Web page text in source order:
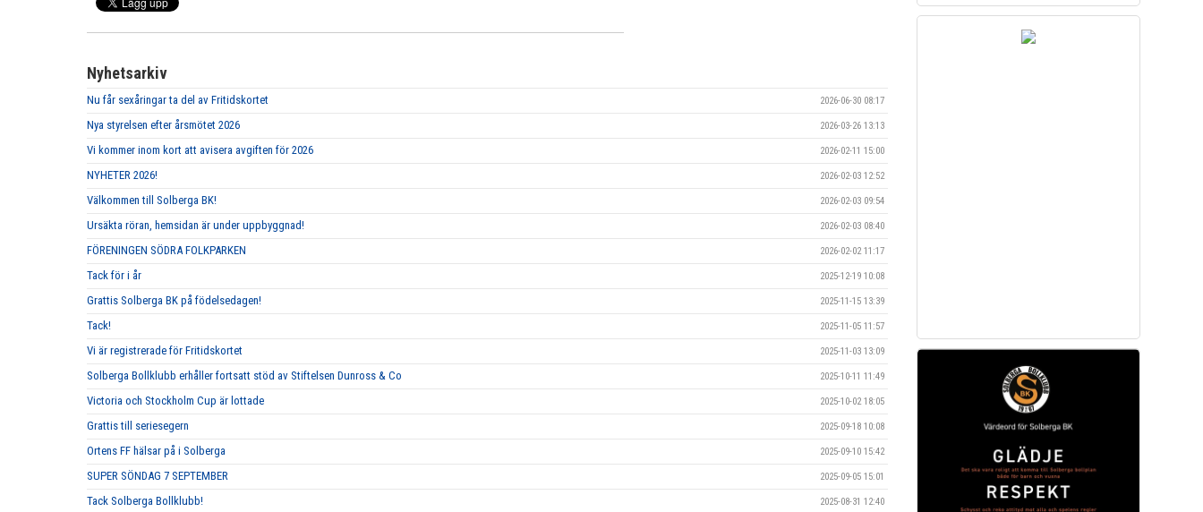
Nyhetsarkiv
Nu får sexåringar ta del av Fritidskortet 2026-06-30 08:17
Nya styrelsen efter årsmötet 2026 2026-03-26 13:13
Vi kommer inom kort att avisera avgiften för 2026 2026-02-11 15:00
NYHETER 2026! 2026-02-03 12:52
Välkommen till Solberga BK! 2026-02-03 09:54
Ursäkta röran, hemsidan är under uppbyggnad! 2026-02-03 08:40
FÖRENINGEN SÖDRA FOLKPARKEN 2026-02-02 11:17
Tack för i år 2025-12-19 10:08
Grattis Solberga BK på födelsedagen! 2025-11-15 13:39
Tack! 2025-11-05 11:57
Vi är registrerade för Fritidskortet 2025-11-03 13:09
Solberga Bollklubb erhåller fortsatt stöd av Stiftelsen Dunross & Co 2025-10-11 11:49
Victoria och Stockholm Cup är lottade 2025-10-02 18:05
Grattis till seriesegern 2025-09-18 10:08
Ortens FF hälsar på i Solberga 2025-09-10 15:42
SUPER SÖNDAG 7 SEPTEMBER 2025-09-05 15:01
Tack Solberga Bollklubb! 2025-08-31 12:40